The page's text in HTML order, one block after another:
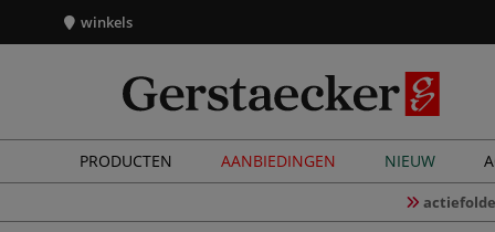
winkels
PRODUCTEN AANBIEDINGEN NIEUW